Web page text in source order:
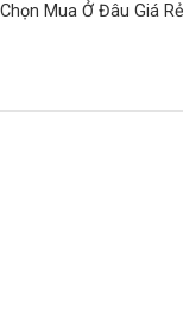
Mua Ở Đâu Giá